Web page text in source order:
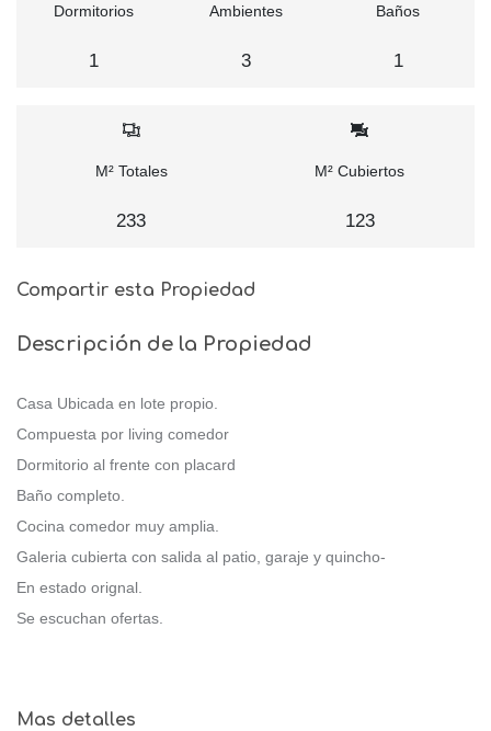
Dormitorios
1
Ambientes
3
Baños
1
M² Totales
233
M² Cubiertos
123
Compartir esta Propiedad
Descripción de la Propiedad
Casa Ubicada en lote propio.
Compuesta por living comedor
Dormitorio al frente con placard
Baño completo.
Cocina comedor muy amplia.
Galeria cubierta con salida al patio, garaje y quincho-
En estado orignal.
Se escuchan ofertas.
Mas detalles